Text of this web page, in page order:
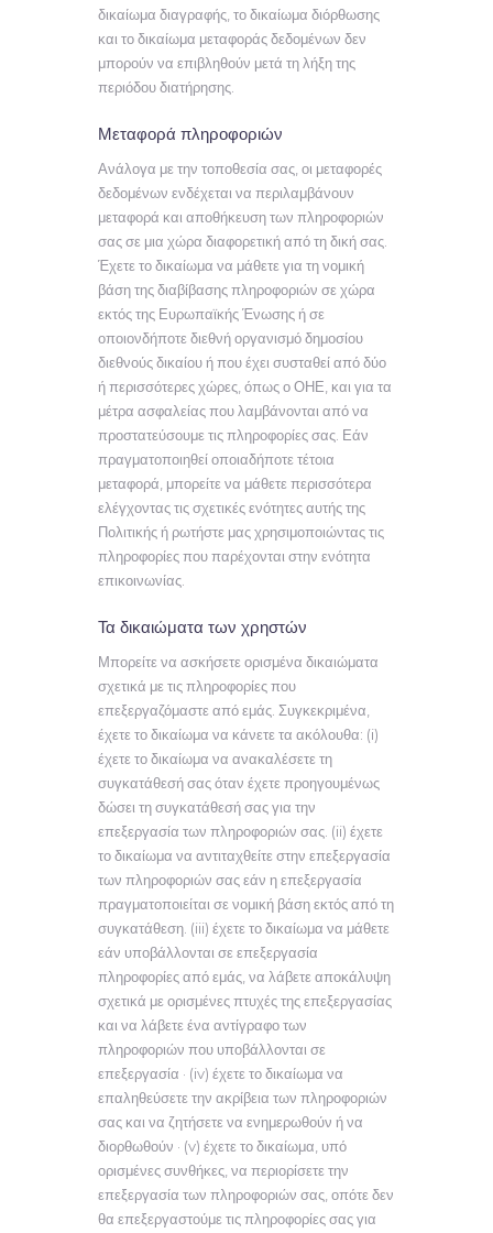
δικαίωμα διαγραφής, το δικαίωμα διόρθωσης
και το δικαίωμα μεταφοράς δεδομένων δεν
μπορούν να επιβληθούν μετά τη λήξη της
περιόδου διατήρησης.
Μεταφορά πληροφοριών
Ανάλογα με την τοποθεσία σας, οι μεταφορές
δεδομένων ενδέχεται να περιλαμβάνουν
μεταφορά και αποθήκευση των πληροφοριών
σας σε μια χώρα διαφορετική από τη δική σας.
Έχετε το δικαίωμα να μάθετε για τη νομική
βάση της διαβίβασης πληροφοριών σε χώρα
εκτός της Ευρωπαϊκής Ένωσης ή σε
οποιονδήποτε διεθνή οργανισμό δημοσίου
διεθνούς δικαίου ή που έχει συσταθεί από δύο
ή περισσότερες χώρες, όπως ο ΟΗΕ, και για τα
μέτρα ασφαλείας που λαμβάνονται από να
προστατεύσουμε τις πληροφορίες σας. Εάν
πραγματοποιηθεί οποιαδήποτε τέτοια
μεταφορά, μπορείτε να μάθετε περισσότερα
ελέγχοντας τις σχετικές ενότητες αυτής της
Πολιτικής ή ρωτήστε μας χρησιμοποιώντας τις
πληροφορίες που παρέχονται στην ενότητα
επικοινωνίας.
Τα δικαιώματα των χρηστών
Μπορείτε να ασκήσετε ορισμένα δικαιώματα
σχετικά με τις πληροφορίες που
επεξεργαζόμαστε από εμάς. Συγκεκριμένα,
έχετε το δικαίωμα να κάνετε τα ακόλουθα: (i)
έχετε το δικαίωμα να ανακαλέσετε τη
συγκατάθεσή σας όταν έχετε προηγουμένως
δώσει τη συγκατάθεσή σας για την
επεξεργασία των πληροφοριών σας. (ii) έχετε
το δικαίωμα να αντιταχθείτε στην επεξεργασία
των πληροφοριών σας εάν η επεξεργασία
πραγματοποιείται σε νομική βάση εκτός από τη
συγκατάθεση. (iii) έχετε το δικαίωμα να μάθετε
εάν υποβάλλονται σε επεξεργασία
πληροφορίες από εμάς, να λάβετε αποκάλυψη
σχετικά με ορισμένες πτυχές της επεξεργασίας
και να λάβετε ένα αντίγραφο των
πληροφοριών που υποβάλλονται σε
επεξεργασία · (iv) έχετε το δικαίωμα να
επαληθεύσετε την ακρίβεια των πληροφοριών
σας και να ζητήσετε να ενημερωθούν ή να
διορθωθούν · (v) έχετε το δικαίωμα, υπό
ορισμένες συνθήκες, να περιορίσετε την
επεξεργασία των πληροφοριών σας, οπότε δεν
θα επεξεργαστούμε τις πληροφορίες σας για